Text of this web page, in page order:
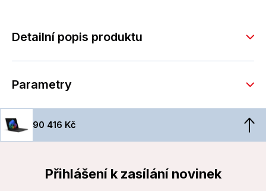
Detailní popis produktu
Parametry
90 416 Kč
Přihlášení k zasílání novinek